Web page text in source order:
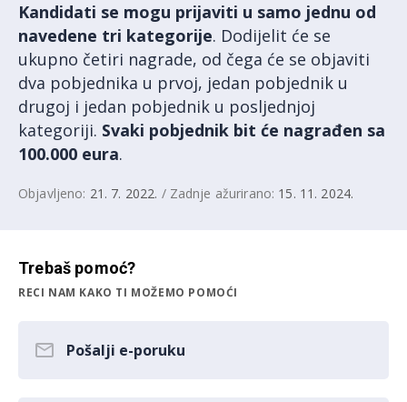
Kandidati se mogu prijaviti u samo jednu od
navedene tri kategorije. Dodijelit će se
ukupno četiri nagrade, od čega će se objaviti
dva pobjednika u prvoj, jedan pobjednik u
drugoj i jedan pobjednik u posljednjoj
kategoriji. Svaki pobjednik bit će nagrađen sa
100.000 eura.
Objavljeno: 21. 7. 2022. / Zadnje ažurirano: 15. 11. 2024.
Trebaš pomoć?
RECI NAM KAKO TI MOŽEMO POMOĆI
Pošalji e-poruku